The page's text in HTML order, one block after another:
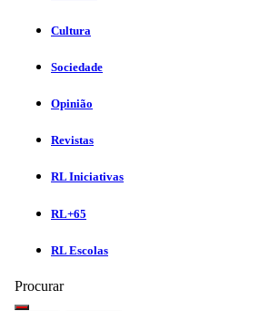
Cultura
Sociedade
Opinião
Revistas
RL Iniciativas
RL+65
RL Escolas
Procurar